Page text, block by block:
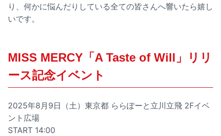
り、何かに悩んだりしている全ての皆さんへ響いたら嬉し
いです。
MISS MERCY「A Taste of Will」リリ
ース記念イベント
2025年8月9日（土）東京都 ららぽーと立川立飛 2Fイベ
ント広場
START 14:00